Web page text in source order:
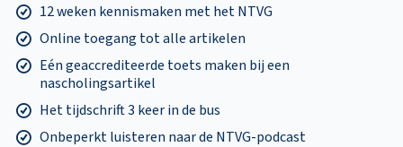
12 weken kennismaken met het NTVG
Online toegang tot alle artikelen
Eén geaccrediteerde toets maken bij een
nascholingsartikel
Het tijdschrift 3 keer in de bus
Onbeperkt luisteren naar de NTVG-podcast